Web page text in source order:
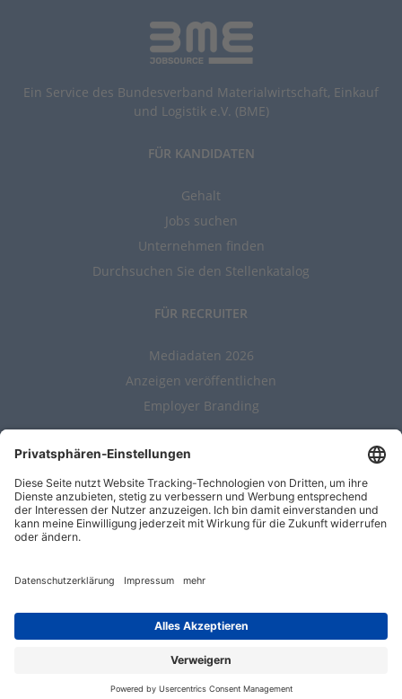
Ein Service des Bundesverband Materialwirtschaft, Einkauf
und Logistik e.V. (BME)
FÜR KANDIDATEN
Gehalt
Jobs suchen
Unternehmen finden
Durchsuchen Sie den Stellenkatalog
FÜR RECRUITER
Mediadaten 2026
Anzeigen veröffentlichen
Employer Branding
ALLGEMEIN
Kontakt
AGBs
Entwickelt durchJobiqo